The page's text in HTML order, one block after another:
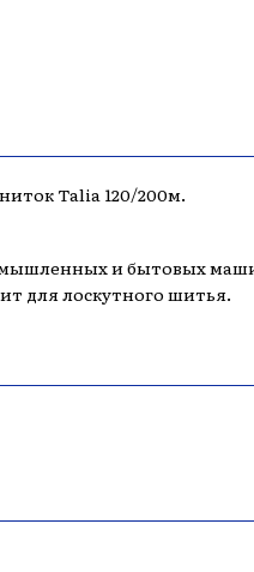
Talia 120/200м.
и бытовых
для лоскутного шитья.